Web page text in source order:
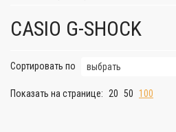
CASIO G-SHOCK
Сортировать по выбрать
Показать на странице: 20 50 100